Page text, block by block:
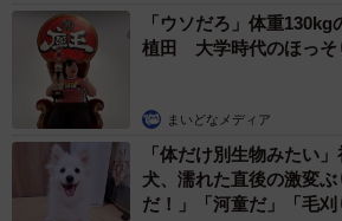
「ウソだろ」体重
植田 大学時代のほっそ
まいどなメディア
「体だけ別生物みたい
犬、濡れた直後の激変
だ！」「河童だ」「毛刈